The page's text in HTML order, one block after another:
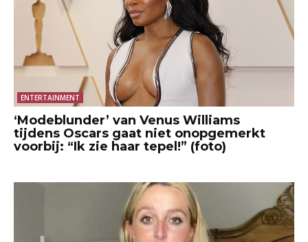
ENTERTAINMENT
‘Modeblunder’ van Venus Williams
tijdens Oscars gaat niet onopgemerkt
voorbij: “Ik zie haar tepel!” (foto)